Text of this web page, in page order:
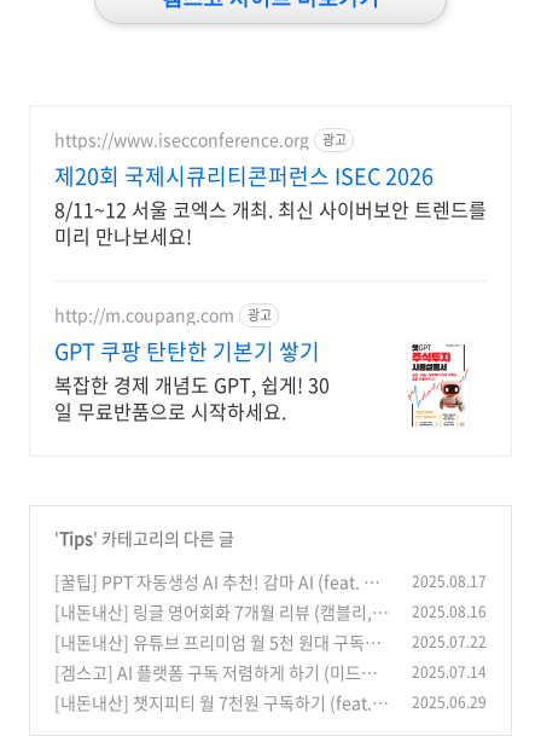
https://www.isecconference.org 광고
제20회 국제시큐리티콘퍼런스 ISEC 2026
8/11~12 서울 코엑스 개최. 최신 사이버보안 트렌드를
미리 만나보세요!
http://m.coupang.com 광고
GPT 쿠팡 탄탄한 기본기 쌓기
복잡한 경제 개념도 GPT, 쉽게! 30
일 무료반품으로 시작하세요.
'Tips' 카테고리의 다른 글
[꿀팁] PPT 자동생성 AI 추천! 감마 AI (feat. 최
저가 구독 꿀팁) (5)
2025.08.17
[내돈내산] 링글 영어회화 7개월 리뷰 (캠블리,
스픽 비교)
(6)
2025.08.16
[내돈내산] 유튜브 프리미엄 월 5천 원대 구독하
는 방법 (feat.겜스고)
(1)
2025.07.22
[겜스고] AI 플랫폼 구독 저렴하게 하기 (미드저
니, gpt, 퍼플렉시티, 그록 등)
(2)
2025.07.14
[내돈내산] 챗지피티 월 7천원 구독하기 (feat.
2025.06.29